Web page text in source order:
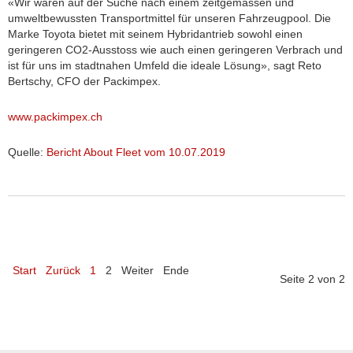
umweltbewussten Transportmittel für unseren Fahrzeugpool. Die
Marke Toyota bietet mit seinem Hybridantrieb sowohl einen
geringeren CO2-Ausstoss wie auch einen geringeren Verbrach und
ist für uns im stadtnahen Umfeld die ideale Lösung», sagt Reto
Bertschy, CFO der Packimpex.
www.packimpex.ch
Quelle: Bericht About Fleet vom 10.07.2019
Seite 2 von 2
Start Zurück 1 2 Weiter Ende